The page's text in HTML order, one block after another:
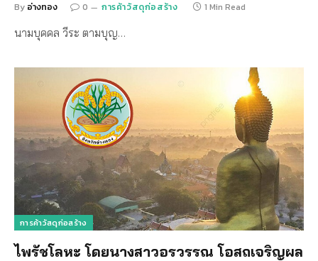
By อ่างทอง 0 การค้าวัสดุก่อสร้าง 1 Min Read
นามบุคคล วีระ ตามบุญ…
การค้าวัสดุก่อสร้าง
ไพรัชโลหะ โดยนางสาวอรวรรณ โอสถเจริญผล